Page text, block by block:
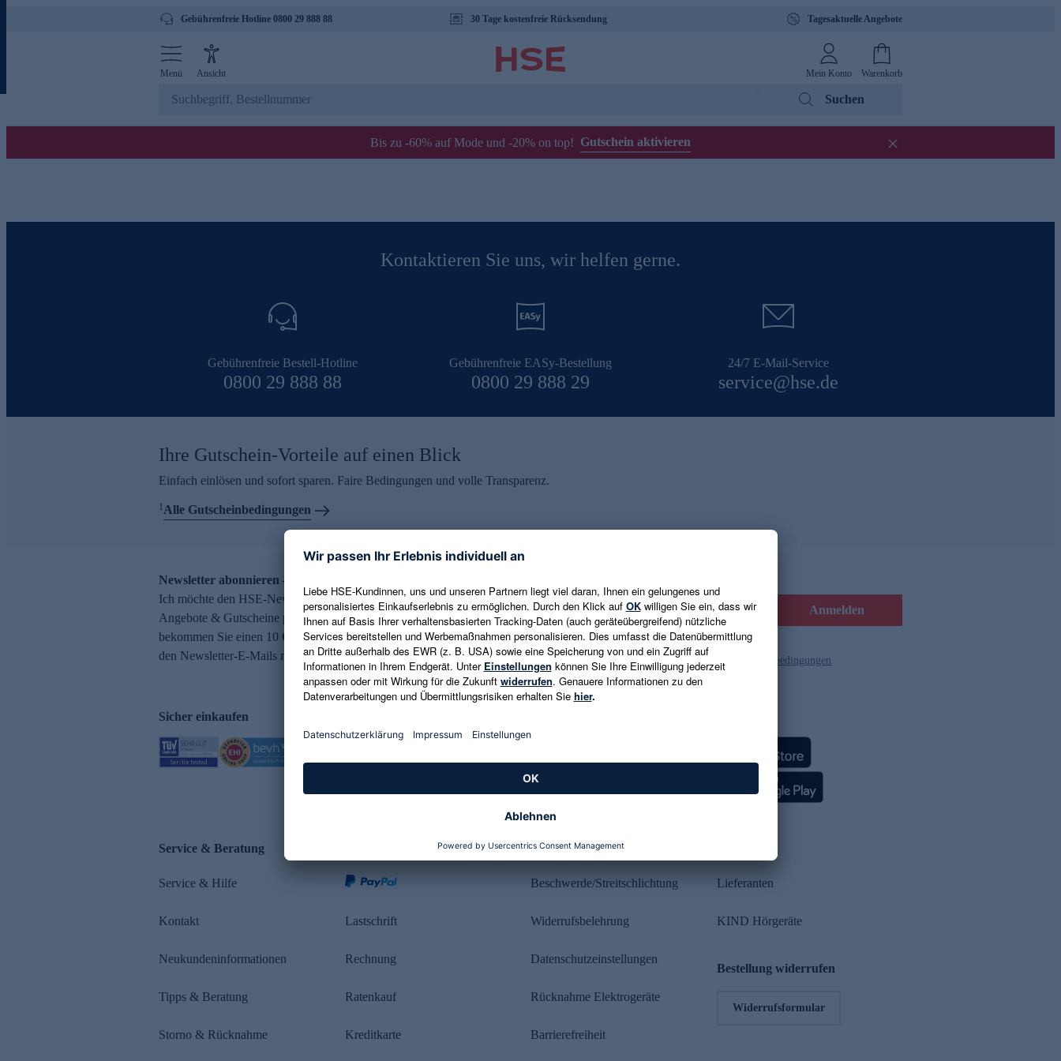
Gebührenfreie Hotline 0800 29 888 88 30 Tage kostenfreie Rücksendung Tagesaktuelle Angebote
Menü Ansicht Mein Konto Warenkorb
Suchen
Bis zu -60% auf Mode und -20% on top! Gutschein aktivieren
Kontaktieren Sie uns, wir helfen gerne.
Gebührenfreie Bestell-Hotline
0800 29 888 88
Gebührenfreie EASy-Bestellung
0800 29 888 29
24/7 E-Mail-Service
service@hse.de
Ihre Gutschein-Vorteile auf einen Blick
Einfach einlösen und sofort sparen. Faire Bedingungen und volle Transparenz.
1Alle Gutscheinbedingungen
Newsletter abonnieren – 10 € Gutschein erhalten
Ich möchte den HSE-Newsletter abonnieren und aktuelle Trends,
Angebote & Gutscheine per E-Mail erhalten. Als Dankeschön
bekommen Sie einen 10 € Gutschein. Eine Abmeldung ist jederzeit in
den Newsletter-E-Mails möglich.
E-Mail-Adresse eingeben Anmelden
Es gelten die Datenschutzrichtlinien und die Gutscheinbedingungen
Sicher einkaufen
Service & Beratung
Service & Hilfe
Kontakt
Neukundeninformationen
Tipps & Beratung
Storno & Rücknahme
Lastschrift
Rechnung
Ratenkauf
Kreditkarte
Rechtliches
Beschwerde/Streitschlichtung
Widerrufsbelehrung
Datenschutzeinstellungen
Rücknahme Elektrogeräte
Barrierefreiheit
Lieferanten
KIND Hörgeräte
Bestellung widerrufen
Widerrufsformular